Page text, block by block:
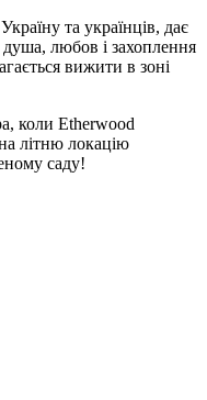
та українців, дає
любов і захоплення
вижити в зоні
коли Etherwood
літню локацію
саду!